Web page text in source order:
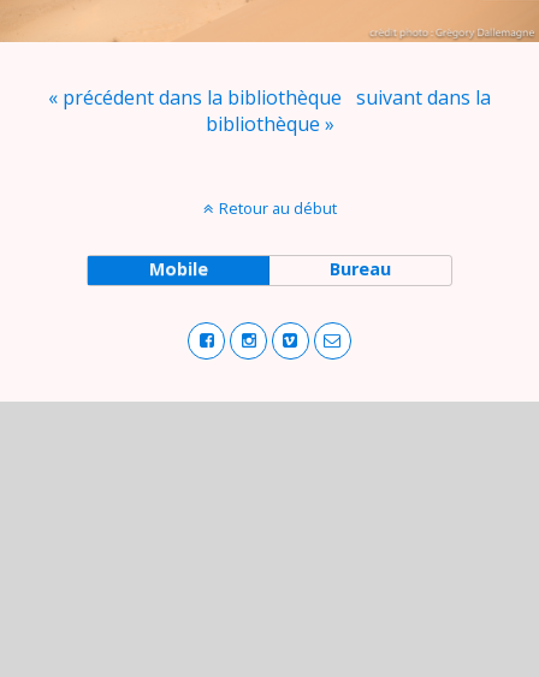
« précédent dans la bibliothèque suivant dans la
bibliothèque »
Retour au début
Mobile Bureau